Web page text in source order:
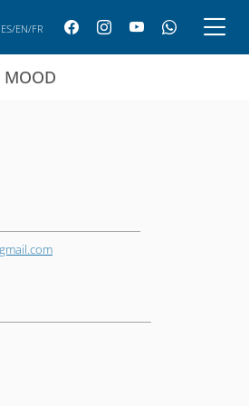
MOOD
ES/EN/FR